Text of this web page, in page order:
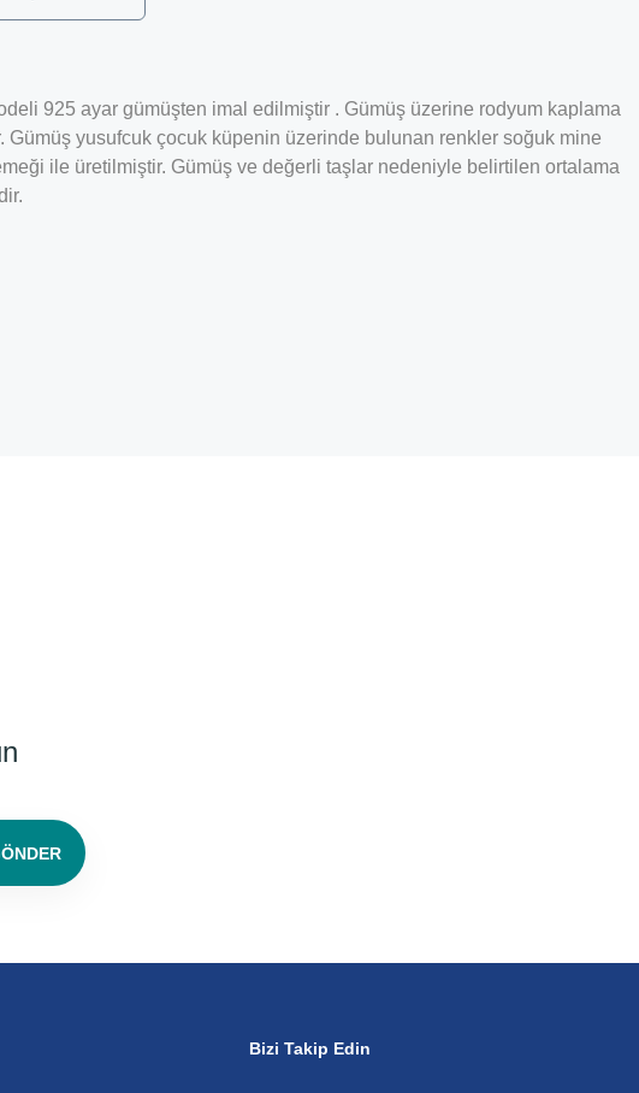
925 ayar gümüşten imal edilmiştir . Gümüş üzerine rodyum kaplama
Gümüş yusufcuk çocuk küpenin üzerinde bulunan renkler soğuk mine
ile üretilmiştir. Gümüş ve değerli taşlar nedeniyle belirtilen ortalama
Bizi Takip Edin